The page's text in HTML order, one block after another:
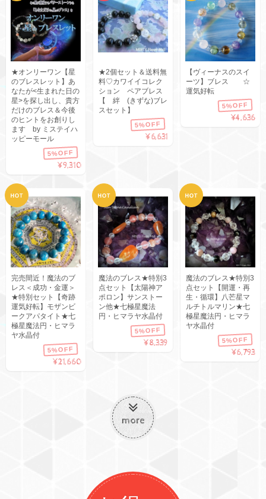
★オンリーワン【星
のブレスレット】あ
なたが<生まれた日の
星>を探し出し、貴方
だけのブレス＆今後
のヒントをお創りし
ます by ミステイハ
ッピーモール
5%OFF
¥9,310
★2個セット＆送料無
料♡カワイイコレク
ション ペアブレス
【 絆 (きずな)ブレ
スセット】
5%OFF
¥6,631
【ヴィーナスのスイ
ーツ】ブレス ☆
運気好転
5%OFF
¥4,636
完売間近！魔法のブ
レス＜成功・金運＞
★特別セット【奇跡
運気好転】モザンビ
ークアパタイト★七
極星魔法円・ヒマラ
ヤ水晶付
5%OFF
¥21,660
魔法のブレス★特別3
点セット【太陽神ア
ポロン】サンストー
ン他★七極星魔法
円・ヒマラヤ水晶付
5%OFF
¥8,339
魔法のブレス★特別3
点セット【開運・再
生・循環】八芒星マ
ルチトルマリン★七
極星魔法円・ヒマラ
ヤ水晶付
5%OFF
¥6,793
more